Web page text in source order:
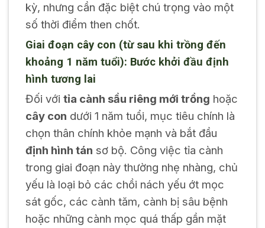
kỳ, nhưng cần đặc biệt chú trọng vào một
số thời điểm then chốt.
Giai đoạn cây con (từ sau khi trồng đến
khoảng 1 năm tuổi): Bước khởi đầu định
hình tương lai
Đối với tỉa cành sầu riêng mới trồng hoặc
cây con dưới 1 năm tuổi, mục tiêu chính là
chọn thân chính khỏe mạnh và bắt đầu
định hình tán sơ bộ. Công việc tỉa cành
trong giai đoạn này thường nhẹ nhàng, chủ
yếu là loại bỏ các chồi nách yếu ớt mọc
sát gốc, các cành tăm, cành bị sâu bệnh
hoặc những cành mọc quá thấp gần mặt